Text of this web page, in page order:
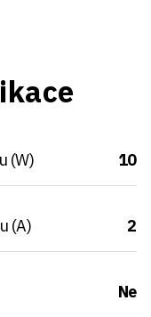
(W) 10
(A) 2
Ne